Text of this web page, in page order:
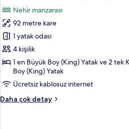
Bedrooms,
River
View
için
tüm
fotoğrafları
görün
Nehir manzarası
92 metre kare
1 yatak odası
4 kişilik
1 en Büyük Boy (King) Yatak ve 2 tek
Boy (King) Yatak
Ücretsiz kablosuz internet
Daha çok detay
Suite,